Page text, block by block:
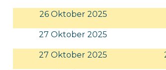
26 Oktober 2025
27 Oktober 2025
27 Oktober 2025